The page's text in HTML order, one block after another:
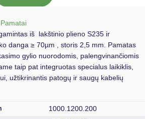
Pamatai
iš lakštinio plieno S235 ir
danga ≥ 70µm , storis 2,5 mm. Pamatas
gylio nuorodomis, palengvinančiomis
taip pat integruotas specialus laikiklis,
užtikrinantis patogų ir saugų kabelių
1000.1200.200